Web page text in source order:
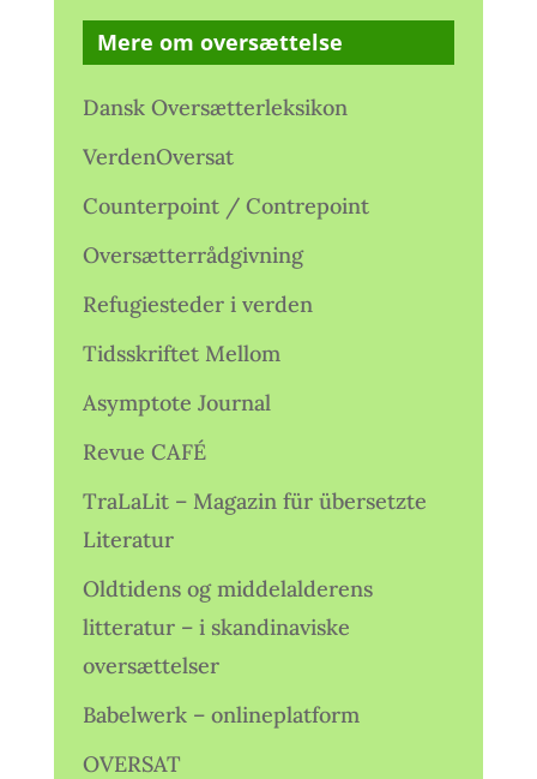
Mere om oversættelse
Dansk Oversætterleksikon
VerdenOversat
Counterpoint / Contrepoint
Oversætterrådgivning
Refugiesteder i verden
Tidsskriftet Mellom
Asymptote Journal
Revue CAFÉ
TraLaLit – Magazin für übersetzte
Literatur
Oldtidens og middelalderens
litteratur – i skandinaviske
oversættelser
Babelwerk – onlineplatform
OVERSAT